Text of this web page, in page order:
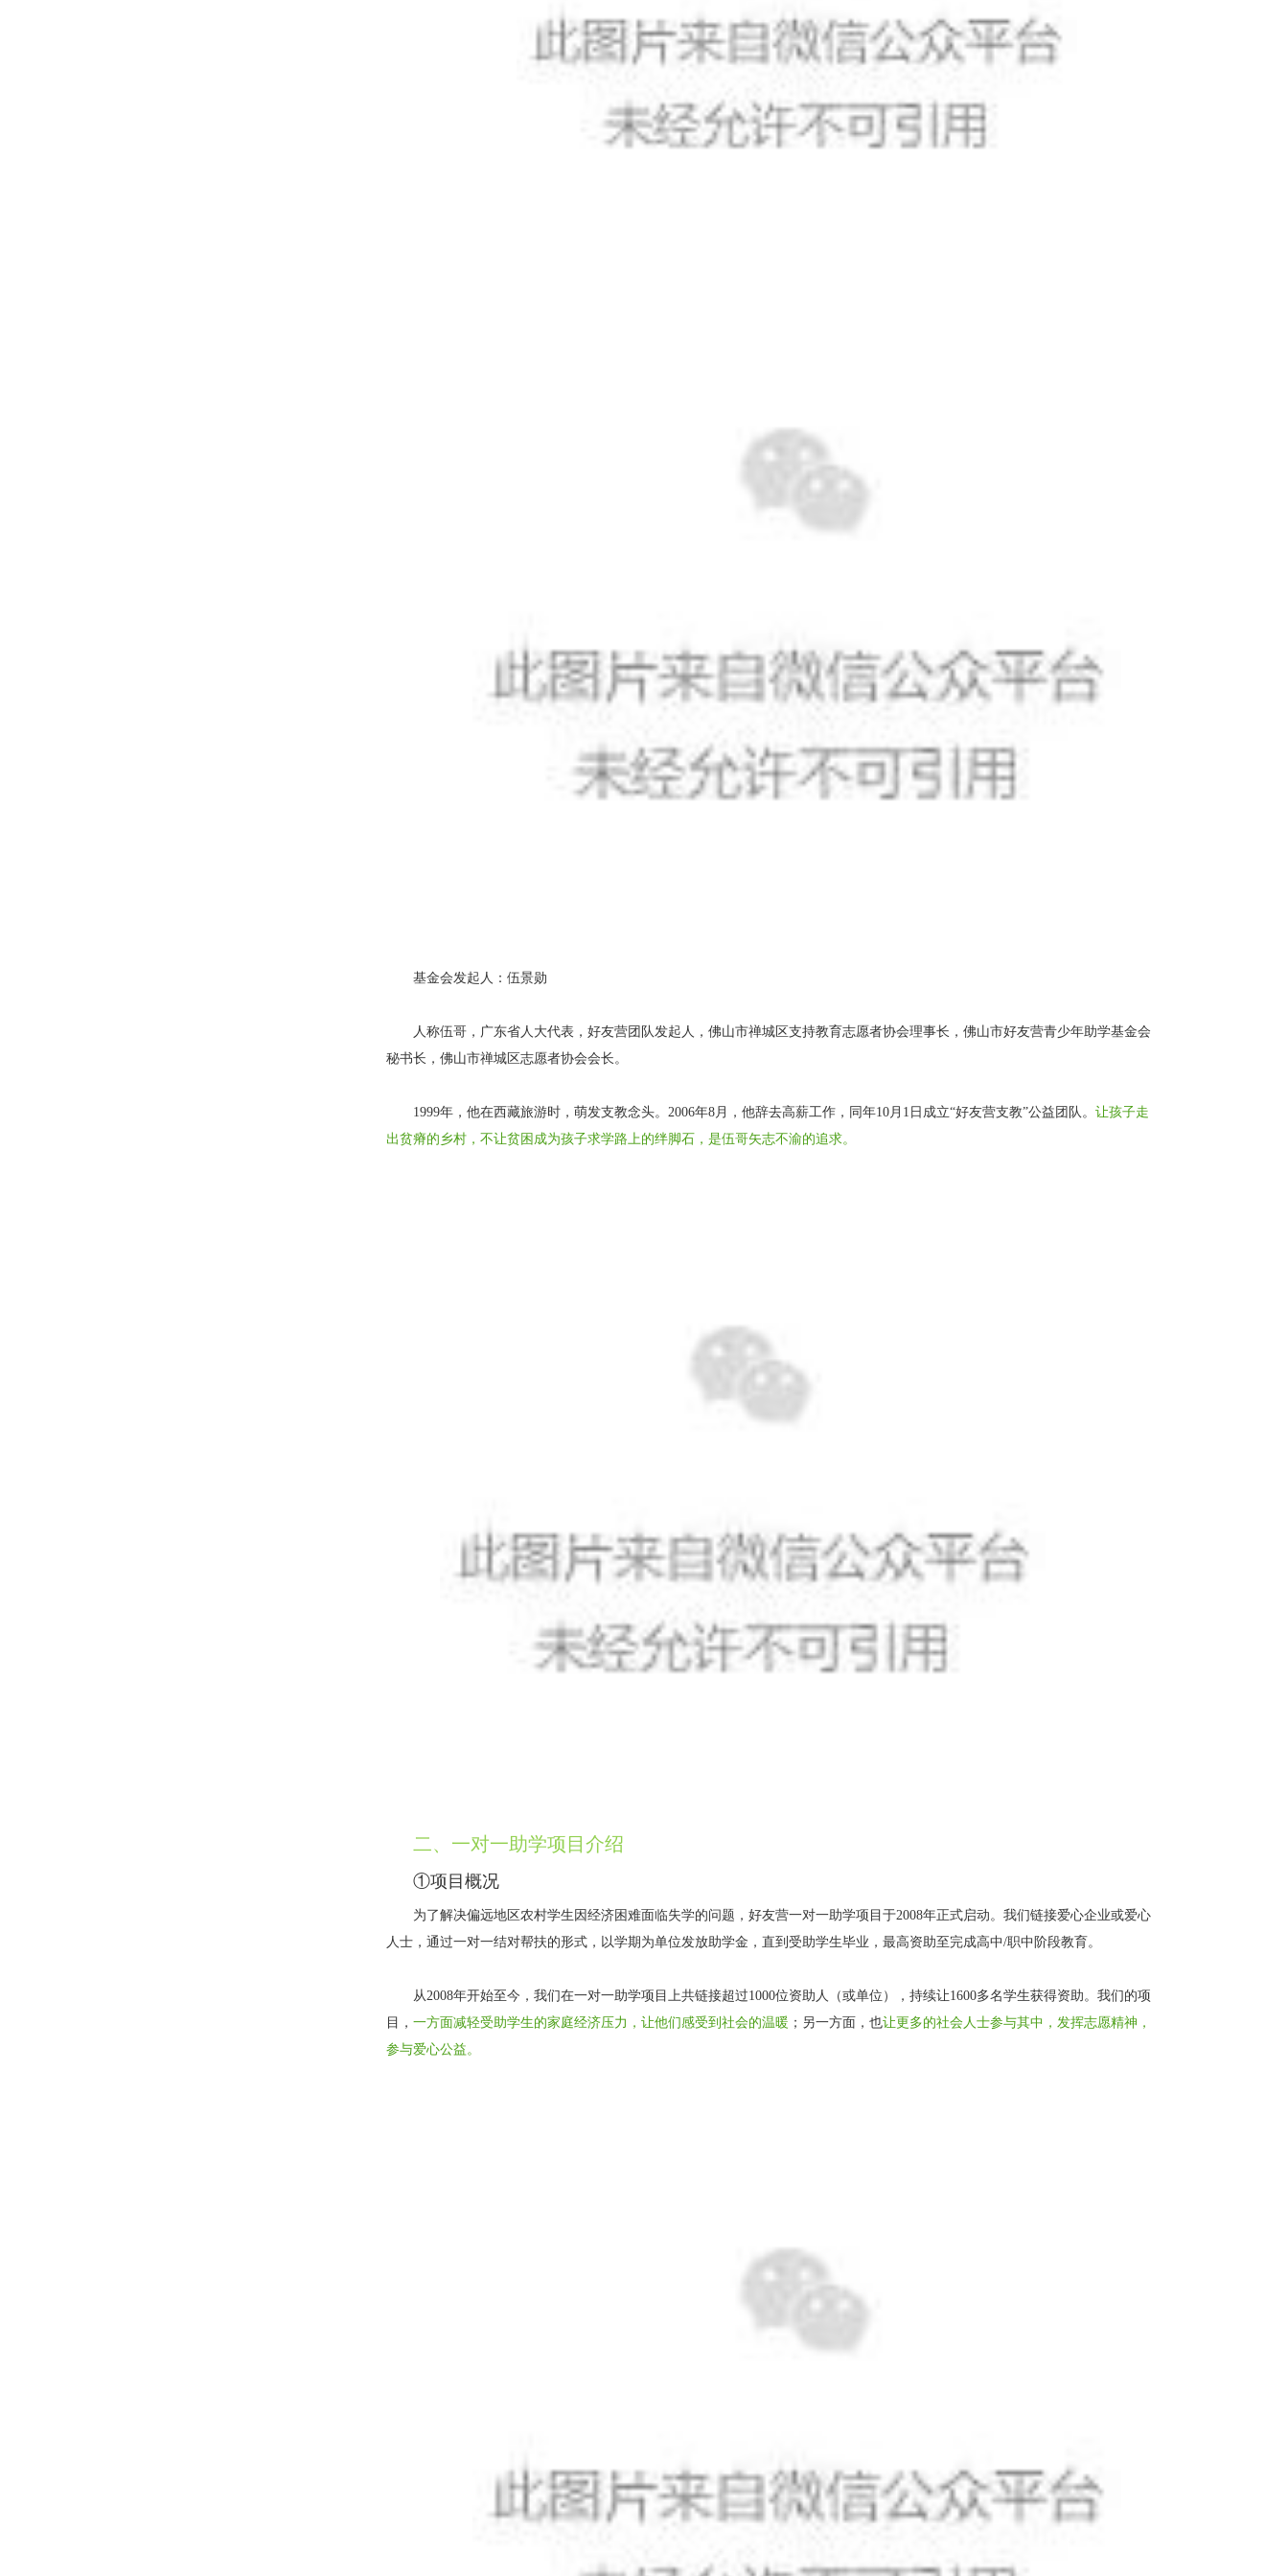
基金会发起人：伍景勋
人称伍哥，广东省人大代表，好友营团队发起人，佛山市禅城区支持教育志愿者协会理事长，佛山市好友营青少年助学基金会
秘书长，佛山市禅城区志愿者协会会长。
1999年，他在西藏旅游时，萌发支教念头。2006年8月，他辞去高薪工作，同年10月1日成立“好友营支教”公益团队。 让孩子走
出贫瘠的乡村，不让贫困成为孩子求学路上的绊脚石，是伍哥矢志不渝的追求。
二、一对一助学项目介绍
①项目概况
为了解决偏远地区农村学生因经济困难面临失学的问题，好友营一对一助学项目于2008年正式启动。我们链接爱心企业或爱心
人士，通过一对一结对帮扶的形式，以学期为单位发放助学金，直到受助学生毕业，最高资助至完成高中/职中阶段教育。
从2008年开始至今，我们在一对一助学项目上共链接超过1000位资助人（或单位），持续让1600多名学生获得资助。我们的项
目， 一方面减轻受助学生的家庭经济压力，让他们感受到社会的温暖 ；另一方面，也让更多的社会人士参与其中，发挥志愿精神，
参与爱心公益。